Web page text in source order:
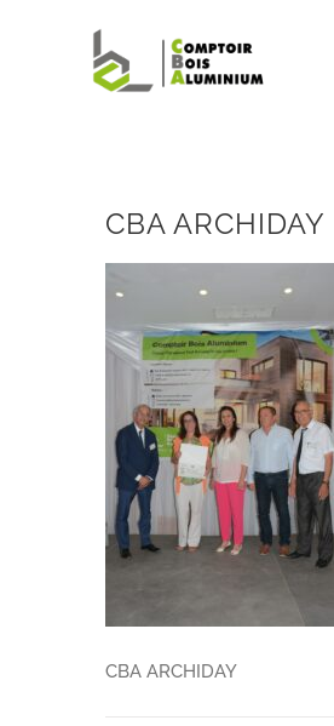
CBA ARCHIDAY
CBA ARCHIDAY